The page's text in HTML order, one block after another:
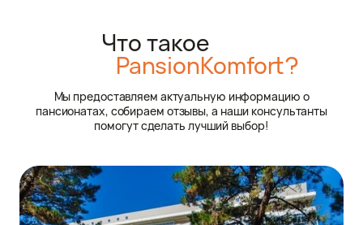
Что такое
PansionKomfort?
Мы предоставляем актуальную информацию о
пансионатах, собираем отзывы, а наши консультанты
помогут сделать лучший выбор!